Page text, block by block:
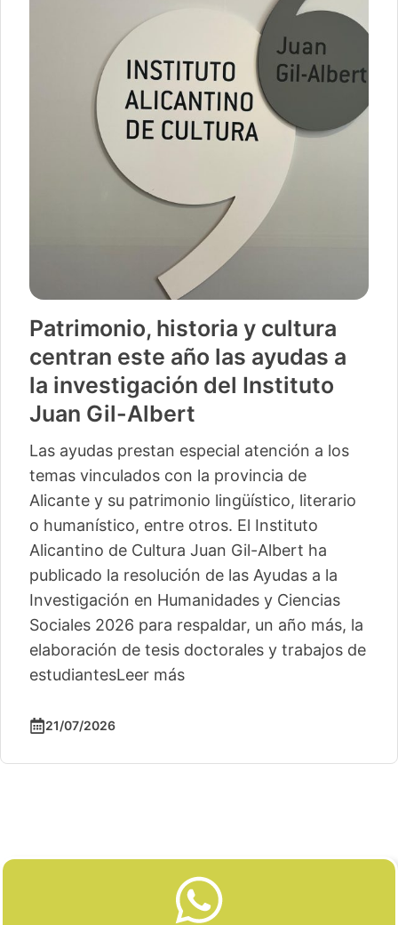
Patrimonio, historia y cultura
centran este año las ayudas a
la investigación del Instituto
Juan Gil-Albert
Las ayudas prestan especial atención a los
temas vinculados con la provincia de
Alicante y su patrimonio lingüístico, literario
o humanístico, entre otros. El Instituto
Alicantino de Cultura Juan Gil-Albert ha
publicado la resolución de las Ayudas a la
Investigación en Humanidades y Ciencias
Sociales 2026 para respaldar, un año más, la
elaboración de tesis doctorales y trabajos de
estudiantesLeer más
21/07/2026